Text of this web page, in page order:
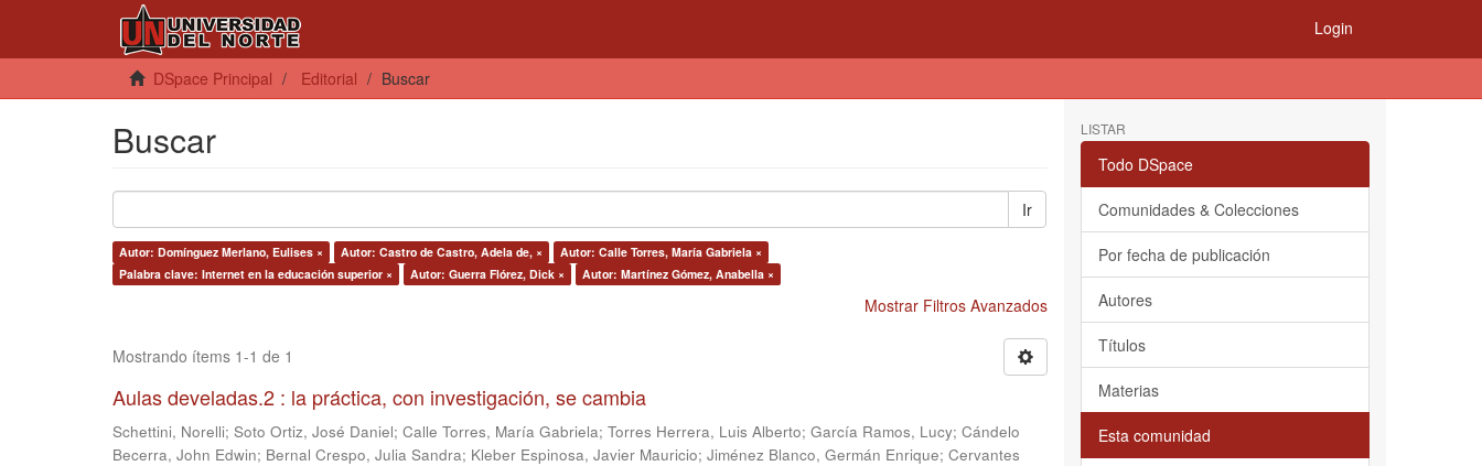
Login
DSpace Principal Editorial Buscar
Buscar
Ir
Autor: Domínguez Merlano, Eulises × Autor: Castro de Castro, Adela de, ×
Autor: Calle Torres, María Gabriela ×
Palabra clave: Internet en la educación superior ×
Autor: Guerra Flórez, Dick × Autor: Martínez Gómez, Anabella ×
Mostrar Filtros Avanzados
Mostrando ítems 1-1 de 1
Aulas develadas.2 : la práctica, con investigación, se cambia
Schettini, Norelli; Soto Ortiz, José Daniel; Calle Torres, María Gabriela; Torres Herrera, Luis Alberto; García Ramos, Lucy; Cándelo
Becerra, John Edwin; Bernal Crespo, Julia Sandra; Kleber Espinosa, Javier Mauricio; Jiménez Blanco, Germán Enrique; Cervantes
LISTAR
Todo DSpace
Comunidades & Colecciones
Por fecha de publicación
Autores
Títulos
Materias
Esta comunidad